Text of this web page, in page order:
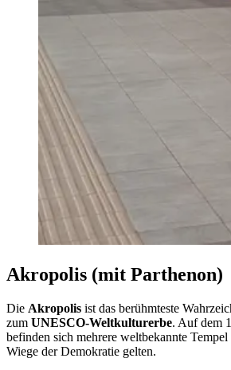
Akropolis (mit Parthenon)
Die Akropolis ist das berühmteste
zum UNESCO-Weltkulturerbe. Auf dem
befinden sich mehrere weltbekannte
Wiege der Demokratie gelten.